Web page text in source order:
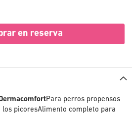
en reserva
Para perros propensos
picoresAlimento completo para